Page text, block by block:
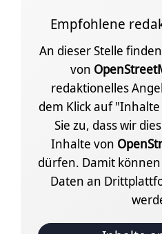
Empfohlene
An dieser Stelle
von
redaktionelles
dem Klick auf
Sie zu, dass wir
Inhalte von
dürfen. Damit
Daten an